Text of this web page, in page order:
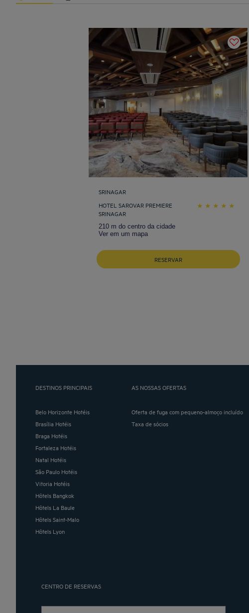
SRINAGAR
HOTEL SAROVAR PREMIERE
SRINAGAR
210 m do centro da cidade
Ver em um mapa
RESERVAR
DESTINOS PRINCIPAIS
Belo Horizonte Hotéis
Brasília Hotéis
Braga Hotéis
Fortaleza Hotéis
Natal Hotéis
São Paulo Hotéis
Vitoria Hotéis
Hôtels Bangkok
Hôtels La Baule
Hôtels Saint-Malo
Hôtels Lyon
AS NOSSAS OFERTAS
Oferta de fuga com pequeno-almoço incluído
Taxa de sócios
CENTRO DE RESERVAS